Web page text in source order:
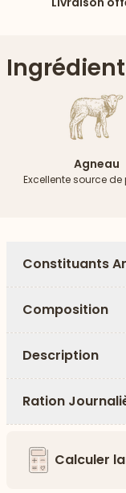
Agneau
Excellente source de
Constituants
Composition
Description
Ration
Calculer